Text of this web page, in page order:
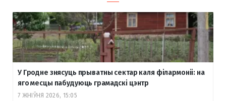
У Гродне знясуць прыватны сектар каля філармоніі: на
яго месцы пабудуюць грамадскі цэнтр
7 ЖНІЎНЯ 2026, 15:05